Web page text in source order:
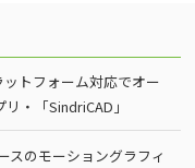
トフォーム対応でオー
・「SindriCAD」
スのモーショングラフィ